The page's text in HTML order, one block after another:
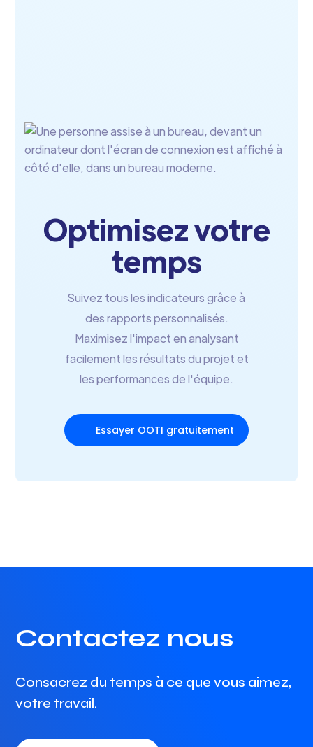
Optimisez votre
temps
Suivez tous les indicateurs grâce à
des rapports personnalisés.
Maximisez l'impact en analysant
facilement les résultats du projet et
les performances de l'équipe.
Essayer OOTI gratuitement
Contactez nous
Consacrez du temps à ce que vous aimez,
votre travail.